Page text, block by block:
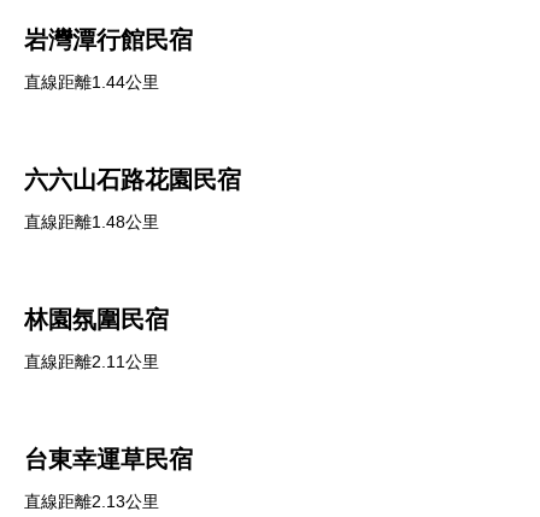
岩灣潭行館民宿
直線距離1.44公里
六六山石路花園民宿
直線距離1.48公里
林園氛圍民宿
直線距離2.11公里
台東幸運草民宿
直線距離2.13公里